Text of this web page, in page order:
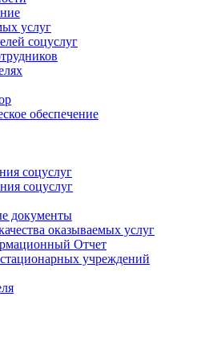
услуг
соцуслуг
обеспечение
соцуслуг
соцуслуг
документы
оказываемых услуг
Отчет
учреждений